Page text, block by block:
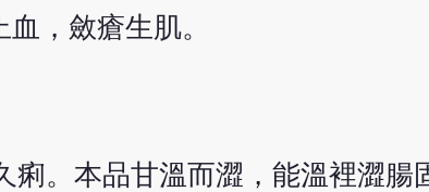
，斂瘡生肌。
痢。本品甘溫而澀，能溫裡澀